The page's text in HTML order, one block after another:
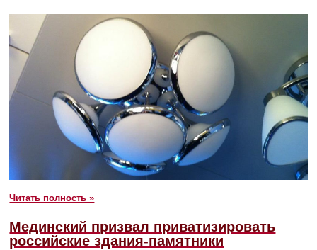
Читать полность »
Мединский призвал приватизировать
российские здания-памятники